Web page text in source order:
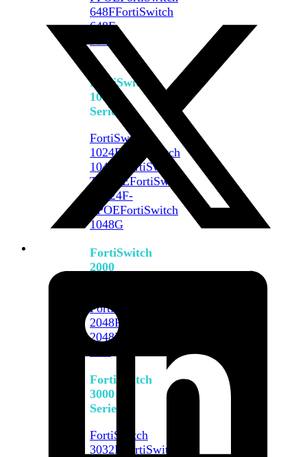
648FFortiSwitch
648F-
FPOE
FortiSwitch
1000
Series
FortiSwitch
1024E FortiSwitch
1048E
FortiSwitch
T1024EFortiSwitch
T1024F-
FPOEFortiSwitch
1048G
FortiSwitch
2000
FortiSwitch
2048F
2048F-
FortiSwitch
3000
Series
FortiSwitch
3032E
FortiSwitch